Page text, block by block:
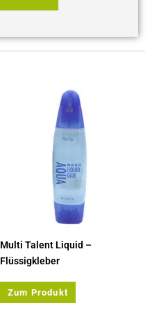
Multi Talent Liquid –
Flüssigkleber
Zum Produkt